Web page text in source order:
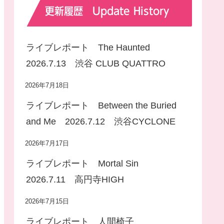
更新履歴 Update History
ライブレポート The Haunted
2026.7.13 渋谷 CLUB QUATTRO
2026年7月18日
ライブレポート Between the Buried
and Me 2026.7.12 渋谷CYCLONE
2026年7月17日
ライブレポート Mortal Sin
2026.7.11 高円寺HIGH
2026年7月15日
ライブレポート 人間椅子